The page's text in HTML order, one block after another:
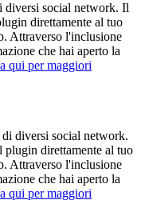
diversi social network. Il
direttamente al tuo
Attraverso l'inclusione
che hai aperto la
qui per maggiori
diversi social network.
plugin direttamente al tuo
Attraverso l'inclusione
che hai aperto la
qui per maggiori